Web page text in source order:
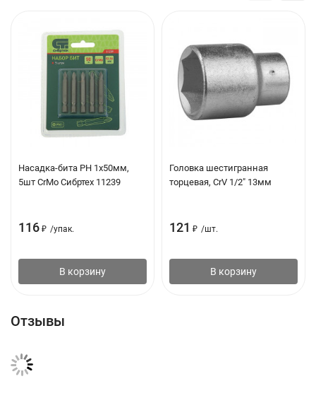
Насадка-бита PH 1х50мм,
5шт CrMo Сибртех 11239
116 ₽ /упак.
В корзину
Головка шестигранная
торцевая, CrV 1/2" 13мм
121 ₽ /шт.
В корзину
Отзывы